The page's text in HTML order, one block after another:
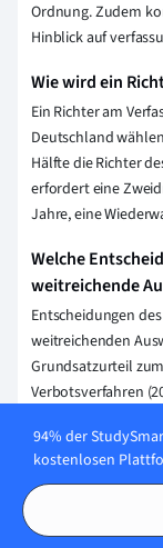
Ordnung. Zudem
Hinblick auf
Wie wird ein
Ein Richter am
Deutschland
Hälfte die Richter
erfordert eine
Jahre, eine
Welche
weitreichende
Entscheidungen
weitreichenden
Grundsatzurteil
Verbotsverfahren
Gesetzgebung und
Wie kann man
94% der
kostenlosen